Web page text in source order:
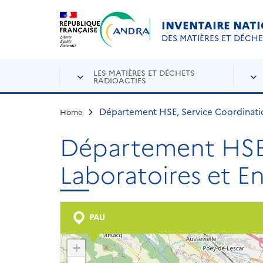
Aller au contenu principal
INVENTAIRE
DES MATIÈRES ET
LES MATIÈRES ET DÉCHETS
RADIOACTIFS
Home Département HSE, Service
Département
Laboratoires et
PAU
+